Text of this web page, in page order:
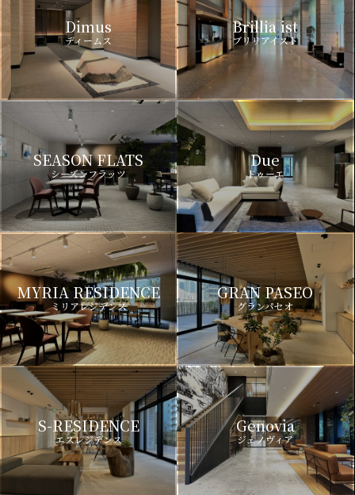
Dimus
ディームス
Brillia ist
ブリリアイスト
SEASON FLATS
シーズンフラッツ
Due
ドゥーエ
MYRIA RESIDENCE
ミリアレジデンス
GRAN PASEO
グランパセオ
S-RESIDENCE
エスレジデンス
Genovia
ジェノヴィア